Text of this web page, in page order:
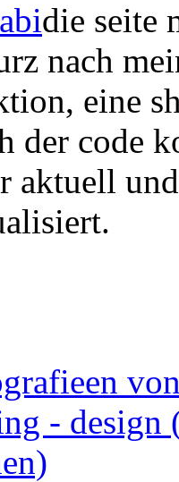
die seite
nach
eine
der code
aktuell